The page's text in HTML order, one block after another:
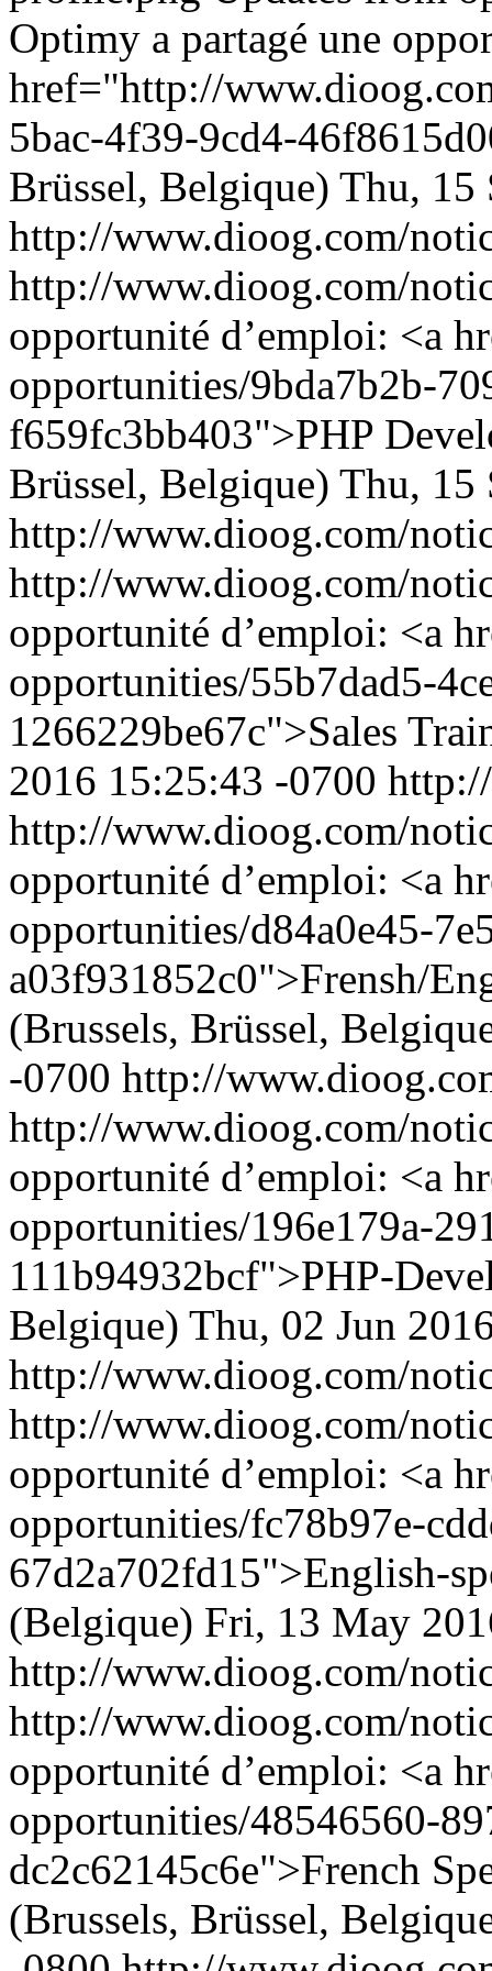
Optimy a partagé une
href="http://
5bac-4f39-9cd4-
Brüssel, Belgique) Thu, 15
http://www.dioog.com/
http://www.dioog.com/
opportunité d’emploi: <a
opportunities/9bda7b2b-
f659fc3bb403">PHP
Brüssel, Belgique) Thu, 15
http://www.dioog.com/
http://www.dioog.com/
opportunité d’emploi: <a
opportunities/55b7dad5-
1266229be67c">Sales
2016 15:25:43 -0700
http://www.dioog.com/
opportunité d’emploi: <a
opportunities/d84a0e45-
a03f931852c0">Frensh/
(Brussels, Brüssel,
-0700 http://
http://www.dioog.com/
opportunité d’emploi: <a
opportunities/196e179a-
111b94932bcf">PHP-
Belgique) Thu, 02 Jun
http://www.dioog.com/
http://www.dioog.com/
opportunité d’emploi: <a
opportunities/fc78b97e-
67d2a702fd15">English-
(Belgique) Fri, 13 May
http://www.dioog.com/
http://www.dioog.com/
opportunité d’emploi: <a
opportunities/48546560-
dc2c62145c6e">French
(Brussels, Brüssel,